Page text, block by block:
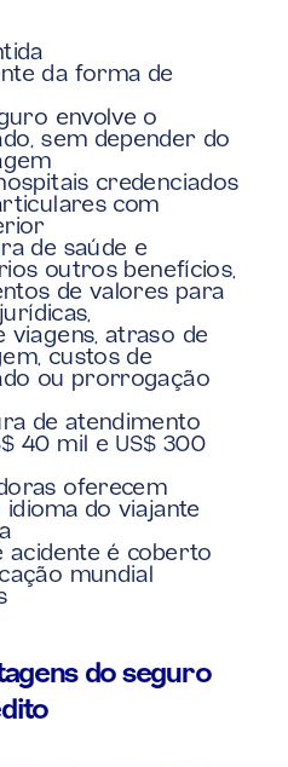
da forma de
envolve o
sem depender do
credenciados
com
de saúde e
outros benefícios,
de valores para
viagens, atraso de
custos de
ou prorrogação
de atendimento
40 mil e US$ 300
oferecem
do viajante
acidente é coberto
mundial
do seguro